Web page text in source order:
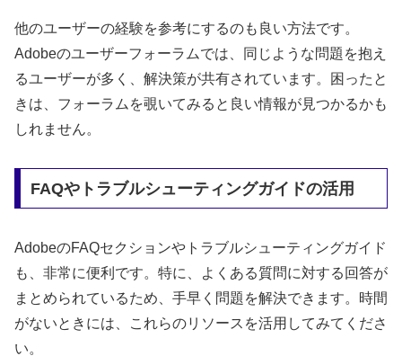
他のユーザーの経験を参考にするのも良い方法です。
Adobeのユーザーフォーラムでは、同じような問題を抱え
るユーザーが多く、解決策が共有されています。困ったと
きは、フォーラムを覗いてみると良い情報が見つかるかも
しれません。
FAQやトラブルシューティングガイドの活用
AdobeのFAQセクションやトラブルシューティングガイド
も、非常に便利です。特に、よくある質問に対する回答が
まとめられているため、手早く問題を解決できます。時間
がないときには、これらのリソースを活用してみてくださ
い。